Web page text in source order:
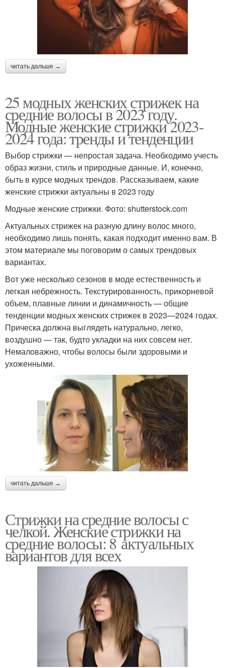
читать дальше →
25 модных женских стрижек на
средние волосы в 2023 году.
Модные женские стрижки 2023-
2024 года: тренды и тенденции
Выбор стрижки — непростая задача. Необходимо учесть
образ жизни, стиль и природные данные. И, конечно,
быть в курсе модных трендов. Рассказываем, какие
женские стрижки актуальны в 2023 году
Модные женские стрижки. Фото: shutterstock.com
Актуальных стрижек на разную длину волос много,
необходимо лишь понять, какая подходит именно вам. В
этом материале мы поговорим о самых трендовых
вариантах.
Вот уже несколько сезонов в моде естественность и
легкая небрежность. Текстурированность, прикорневой
объем, плавные линии и динамичность — общие
тенденции модных женских стрижек в 2023—2024 годах.
Прическа должна выглядеть натурально, легко,
воздушно — так, будто укладки на них совсем нет.
Немаловажно, чтобы волосы были здоровыми и
ухоженными.
читать дальше →
Стрижки на средние волосы с
челкой. Женские стрижки на
средние волосы: 8 актуальных
вариантов для всех